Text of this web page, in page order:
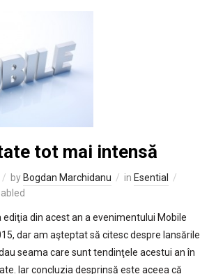
tot mai intensă
by Bogdan Marchidanu in Esential
ediţia din acest an a evenimentului Mobile
dar am aşteptat să citesc despre lansările
seama care sunt tendinţele acestui an în
Iar concluzia desprinsă este aceea că